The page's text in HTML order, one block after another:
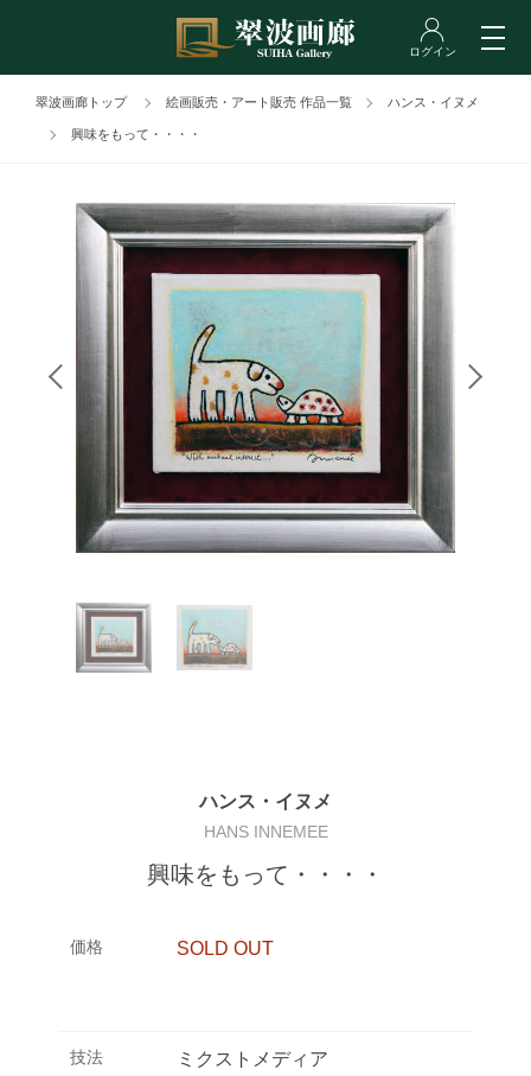
翠波画廊トップ 絵画販売・アート販売 作品一覧 ハンス・イヌメ
興味をもって・・・・
ハンス・イヌメ
HANS INNEMEE
興味をもって・・・・
価格 SOLD OUT
技法 ミクストメディア